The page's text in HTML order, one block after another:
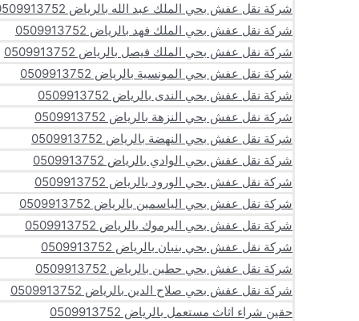
شركة نقل عفش بحي الملك عبد الله بالرياض 0509913752
شركة نقل عفش بحي الملك فهد بالرياض 0509913752
شركة نقل عفش بحي الملك فيصل بالرياض 0509913752
شركة نقل عفش بحي المونسية بالرياض 0509913752
شركة نقل عفش بحي الندى بالرياض 0509913752
شركة نقل عفش بحي النزهة بالرياض 0509913752
شركة نقل عفش بحي النهضة بالرياض 0509913752
شركة نقل عفش بحي الوادي بالرياض 0509913752
شركة نقل عفش بحي الورود بالرياض 0509913752
شركة نقل عفش بحي الياسمين بالرياض 0509913752
شركة نقل عفش بحي اليرموك بالرياض 0509913752
شركة نقل عفش بحي بنبان بالرياض 0509913752
شركة نقل عفش بحي حطين بالرياض 0509913752
شركة نقل عفش بحي صلاح الدين بالرياض 0509913752
حقين شراء اثاث مستعمل بالرياض 0509913752